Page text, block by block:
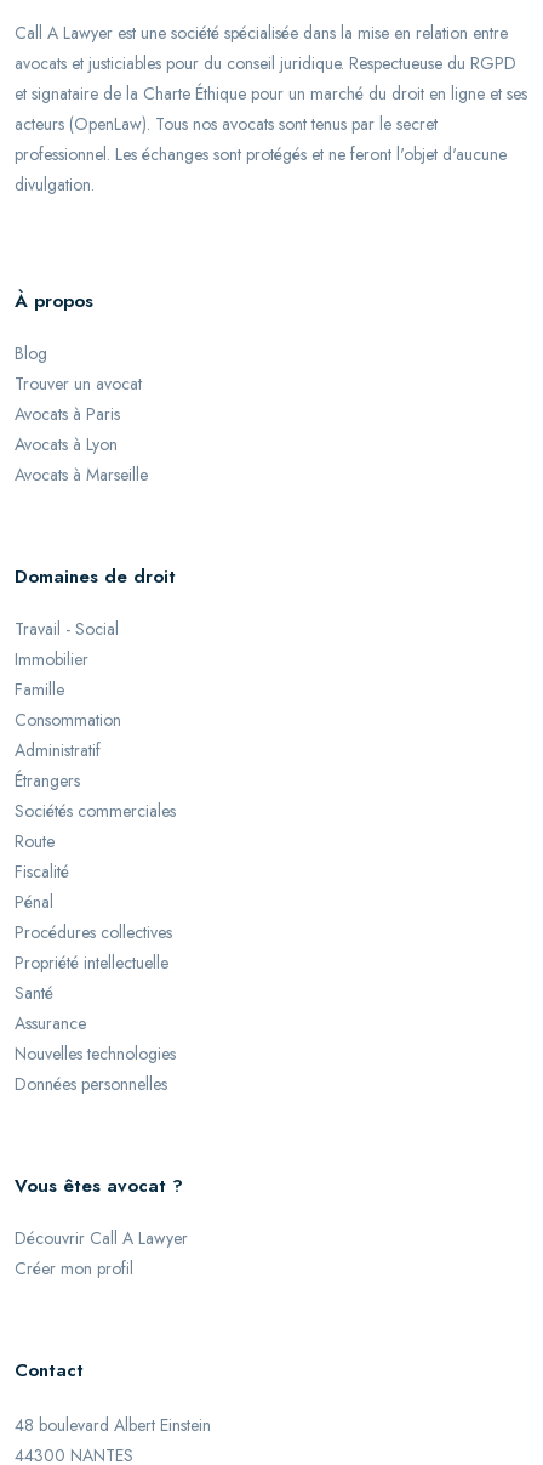
Call A Lawyer est une société spécialisée dans la mise en relation entre
avocats et justiciables pour du conseil juridique. Respectueuse du RGPD
et signataire de la Charte Éthique pour un marché du droit en ligne et ses
acteurs (OpenLaw). Tous nos avocats sont tenus par le secret
professionnel. Les échanges sont protégés et ne feront l'objet d'aucune
divulgation.
À propos
Blog
Trouver un avocat
Avocats à Paris
Avocats à Lyon
Avocats à Marseille
Domaines de droit
Travail - Social
Immobilier
Famille
Consommation
Administratif
Étrangers
Sociétés commerciales
Route
Fiscalité
Pénal
Procédures collectives
Propriété intellectuelle
Santé
Assurance
Nouvelles technologies
Données personnelles
Vous êtes avocat ?
Découvrir Call A Lawyer
Créer mon profil
Contact
48 boulevard Albert Einstein
44300 NANTES